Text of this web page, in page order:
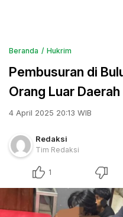
Beranda Hukrim
Pembusuran di
Orang Luar Daerah
4 April 2025 20:13 WIB
Redaksi
Tim Redaksi
1